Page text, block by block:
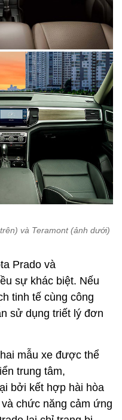
và Teramont (ảnh dưới)
Prado và
sự khác biệt. Nếu
tinh tế cùng công
sử dụng triết lý đơn
mẫu xe được thể
trung tâm,
bởi kết hợp hài hòa
chức năng cảm ứng